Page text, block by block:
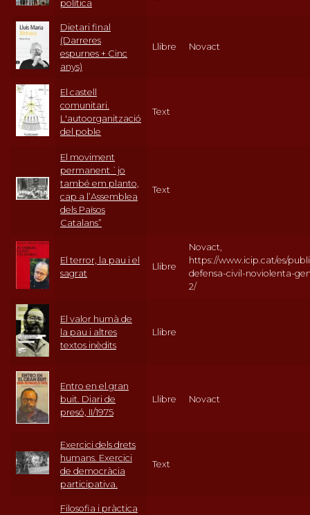
política
Dietari final
(Darreres
espurnes + Cinc
anys)
Llibre Novact
El castell
comunitari.
L'autoorganització
del poble
Text
El moviment
permanent `jo
també em planto,
cap a l’Assemblea
dels Països
Catalans”
Text
El terror, la pau i el
sagrat
Llibre
Novact,
https://www.icip.cat/es/
defensa-civil-noviolenta-
2/
El valor humà de
la pau i altres
textos inèdits
Llibre
Entro en el gran
buit. Diari de
presó, II/1975
Llibre Novact
Exercici dels drets
humans. Exercici
de democràcia
participativa.
Text
Filosofia i pràctica